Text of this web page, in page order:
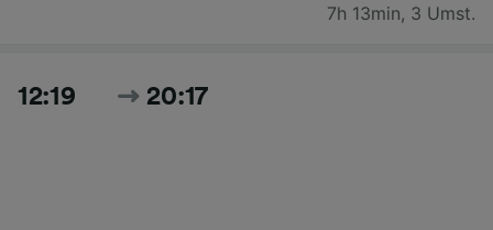
7h 13min, 3 Umst.
12:19 20:17